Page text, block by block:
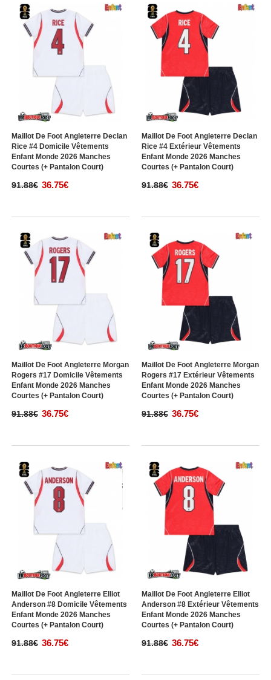
Maillot De Foot Angleterre Declan
Rice #4 Domicile Vêtements
Enfant Monde 2026 Manches
Courtes (+ Pantalon Court)
91.88€ 36.75€
Maillot De Foot Angleterre Declan
Rice #4 Extérieur Vêtements
Enfant Monde 2026 Manches
Courtes (+ Pantalon Court)
91.88€ 36.75€
Maillot De Foot Angleterre Morgan
Rogers #17 Domicile Vêtements
Enfant Monde 2026 Manches
Courtes (+ Pantalon Court)
91.88€ 36.75€
Maillot De Foot Angleterre Morgan
Rogers #17 Extérieur Vêtements
Enfant Monde 2026 Manches
Courtes (+ Pantalon Court)
91.88€ 36.75€
Maillot De Foot Angleterre Elliot
Anderson #8 Domicile Vêtements
Enfant Monde 2026 Manches
Courtes (+ Pantalon Court)
91.88€ 36.75€
Maillot De Foot Angleterre Elliot
Anderson #8 Extérieur Vêtements
Enfant Monde 2026 Manches
Courtes (+ Pantalon Court)
91.88€ 36.75€